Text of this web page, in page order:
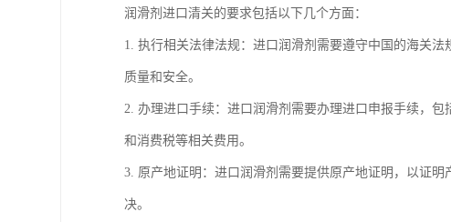
润滑剂进口清关的要求包括以下几个方面：
1. 执行相关法律法规：进口润滑剂需要遵守中国的海关
质量和安全。
2. 办理进口手续：进口润滑剂需要办理进口申报手续，
和消费税等相关费用。
3. 原产地证明：进口润滑剂需要提供原产地证明，以证
决。